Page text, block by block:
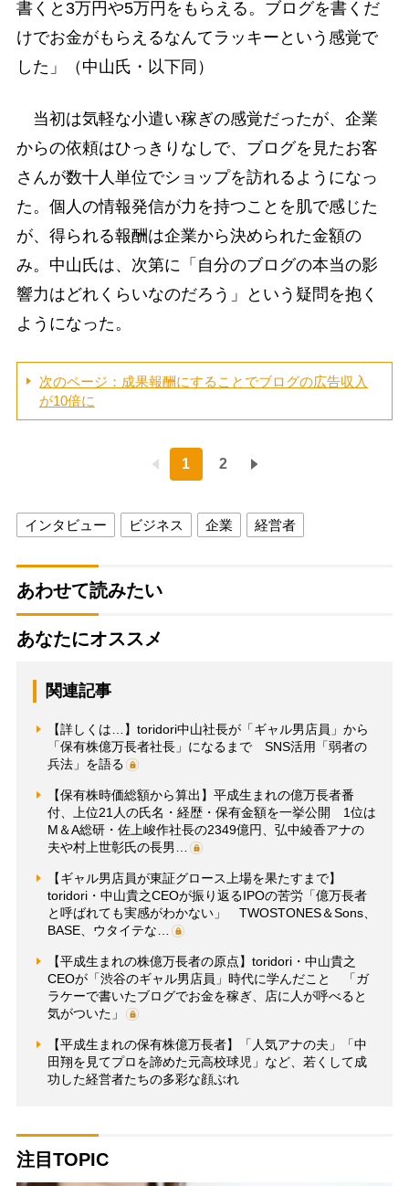
書くと3万円や5万円をもらえる。ブログを書くだ
けでお金がもらえるなんてラッキーという感覚で
した」（中山氏・以下同）
当初は気軽な小遣い稼ぎの感覚だったが、企業
からの依頼はひっきりなしで、ブログを見たお客
さんが数十人単位でショップを訪れるようになっ
た。個人の情報発信が力を持つことを肌で感じた
が、得られる報酬は企業から決められた金額の
み。中山氏は、次第に「自分のブログの本当の影
響力はどれくらいなのだろう」という疑問を抱く
ようになった。
次のページ：成果報酬にすることでブログの広告収入
が10倍に
1 2
インタビュー ビジネス 企業 経営者
あわせて読みたい
あなたにオススメ
関連記事
【詳しくは…】toridori中山社長が「ギャル男店員」から
「保有株億万長者社長」になるまで SNS活用「弱者の
兵法」を語る
【保有株時価総額から算出】平成生まれの億万長者番
付、上位21人の氏名・経歴・保有金額を一挙公開 1位は
M＆A総研・佐上峻作社長の2349億円、弘中綾香アナの
夫や村上世彰氏の長男…
【ギャル男店員が東証グロース上場を果たすまで】
toridori・中山貴之CEOが振り返るIPOの苦労「億万長者
と呼ばれても実感がわかない」 TWOSTONES＆Sons、
BASE、ウタイテな…
【平成生まれの株億万長者の原点】toridori・中山貴之
CEOが「渋谷のギャル男店員」時代に学んだこと 「ガ
ラケーで書いたブログでお金を稼ぎ、店に人が呼べると
気がついた」
【平成生まれの保有株億万長者】「人気アナの夫」「中
田翔を見てプロを諦めた元高校球児」など、若くして成
功した経営者たちの多彩な顔ぶれ
注目TOPIC